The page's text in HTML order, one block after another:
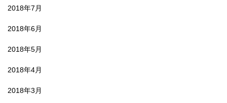
2018年7月
2018年6月
2018年5月
2018年4月
2018年3月